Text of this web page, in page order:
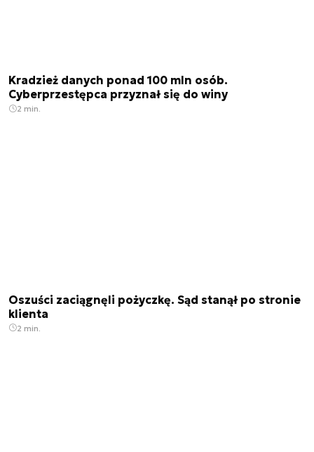
Kradzież danych ponad 100 mln osób.
Cyberprzestępca przyznał się do winy
2 min.
Oszuści zaciągnęli pożyczkę. Sąd stanął po stronie
klienta
2 min.